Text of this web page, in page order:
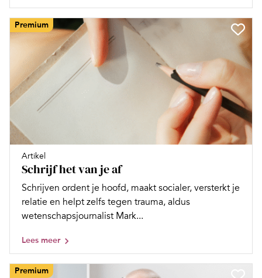
Premium
Artikel
Schrijf het van je af
Schrijven ordent je hoofd, maakt socialer, versterkt je
relatie en helpt zelfs tegen trauma, aldus
wetenschapsjournalist Mark...
Lees meer
Premium